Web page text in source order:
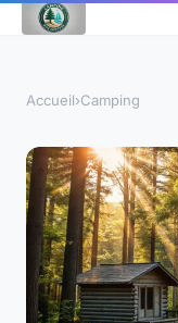
Accueil›Camping